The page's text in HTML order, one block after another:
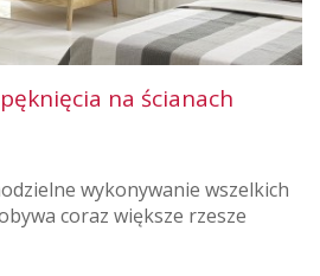
na ścianach
wykonywanie wszelkich
coraz większe rzesze